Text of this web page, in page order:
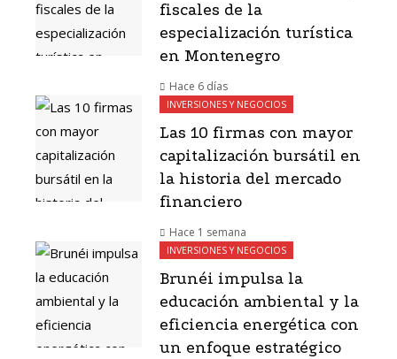
fiscales de la
especialización turística
en Montenegro
Hace 6 días
INVERSIONES Y NEGOCIOS
Las 10 firmas con mayor
capitalización bursátil en
la historia del mercado
financiero
Hace 1 semana
INVERSIONES Y NEGOCIOS
Brunéi impulsa la
educación ambiental y la
eficiencia energética con
un enfoque estratégico